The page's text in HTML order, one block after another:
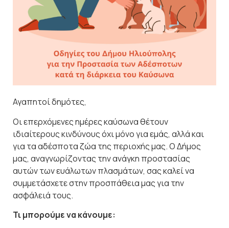
Αγαπητοί δημότες,
Οι επερχόμενες ημέρες καύσωνα θέτουν
ιδιαίτερους κινδύνους όχι μόνο για εμάς, αλλά και
για τα αδέσποτα ζώα της περιοχής μας. Ο Δήμος
μας, αναγνωρίζοντας την ανάγκη προστασίας
αυτών των ευάλωτων πλασμάτων, σας καλεί να
συμμετάσχετε στην προσπάθεια μας για την
ασφάλειά τους.
Τι μπορούμε να κάνουμε: